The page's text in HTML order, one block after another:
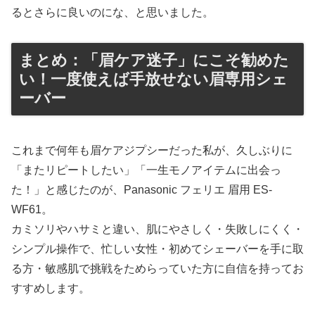
るとさらに良いのにな、と思いました。
まとめ：「眉ケア迷子」にこそ勧めた
い！一度使えば手放せない眉専用シェ
ーバー
これまで何年も眉ケアジプシーだった私が、久しぶりに
「またリピートしたい」「一生モノアイテムに出会っ
た！」と感じたのが、Panasonic フェリエ 眉用 ES-
WF61。
カミソリやハサミと違い、肌にやさしく・失敗しにくく・
シンプル操作で、忙しい女性・初めてシェーバーを手に取
る方・敏感肌で挑戦をためらっていた方に自信を持ってお
すすめします。